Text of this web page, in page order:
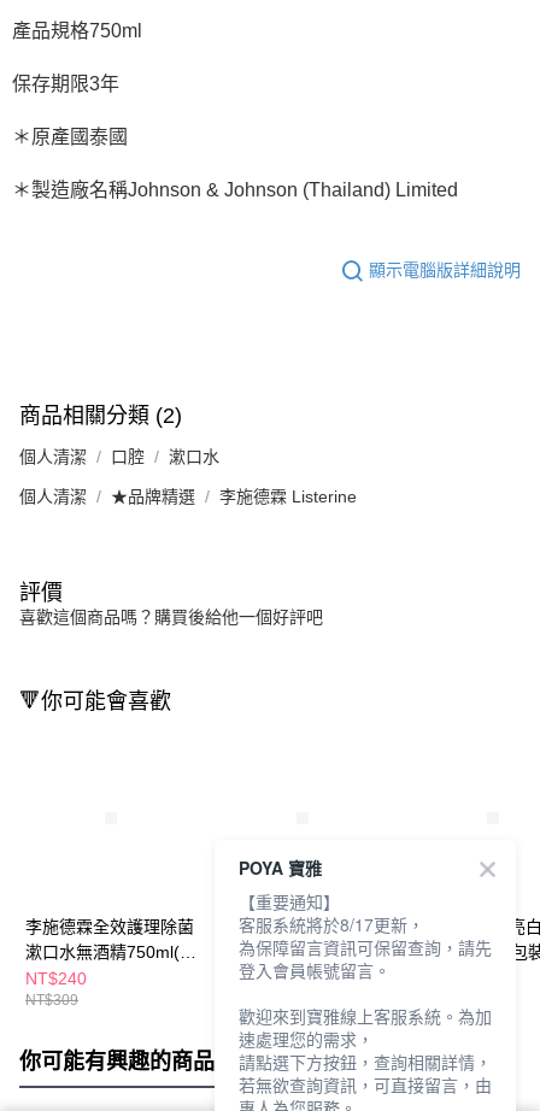
產品規格750ml
保存期限3年
＊原產國泰國
＊製造廠名稱Johnson & Johnson (Thailand) Limited
顯示電腦版詳細說明
商品相關分類 (2)
個人清潔 口腔 漱口水
個人清潔 ★品牌精選 李施德霖 Listerine
評價
喜歡這個商品嗎？購買後給他一個好評吧
🔻你可能會喜歡
李施德霖全效護理除菌
漱口水無酒精750ml(包
裝隨機出貨)
NT$240
NT$309
李施德霖全效護理防蛀
漱口水無酒精750ml(包
裝隨機出貨)
NT$240
李施德霖健康亮
漱口水750ml(包
你可能有興趣的商品 全站排行
POYA 寶雅
【重要通知】
客服系統將於8/17更新，
為保障留言資訊可保留查詢，請先
登入會員帳號留言。
歡迎來到寶雅線上客服系統。為加
速處理您的需求，
請點選下方按鈕，查詢相關詳情，
若無欲查詢資訊，可直接留言，由